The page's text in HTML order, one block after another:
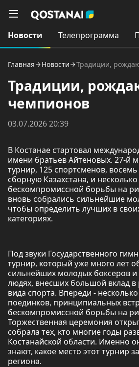
Новости Телепрограмма
Главная Новости Традиции,
Традиции,
чемпионов
03.07.2026 20:39
В Костанае стартовал
имени братьев Айтеновых. 27-й
турнир, 125 спортсменов,
сборную Казахстана, и
бескомпромиссной борьбы на
вновь собрались сильнейшие
чтобы определить лучших в
категориях.
Под звуки Государственного
турнир, который уже много лет
сильнейших молодых боксеров и
людях, внесших большой вклад в
вида спорта. Впереди -
поединков, принципиальных
бескомпромиссной борьбы на
Торжественная церемония
собрала тех, кто многие годы
Костанайской области. Именно
знают, какое место этот турнир
региона.